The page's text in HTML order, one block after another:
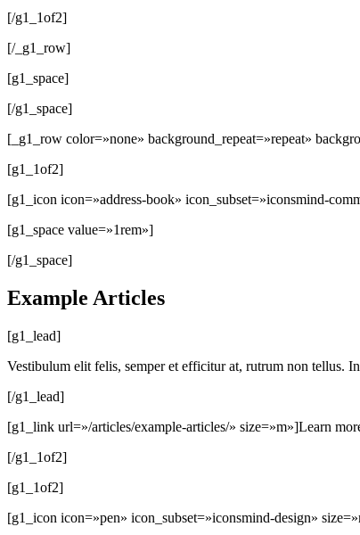
[/g1_1of2]
[/_g1_row]
[g1_space]
[/g1_space]
[_g1_row color=»none» background_repeat=»repeat»
[g1_1of2]
[g1_icon icon=»address-book» icon_subset=»iconsmind-
[g1_space value=»1rem»]
[/g1_space]
Example Articles
[g1_lead]
Vestibulum elit felis, semper et efficitur at, rutrum non tellus.
[/g1_lead]
[g1_link url=»/articles/example-articles/» size=»m»]Learn
[/g1_1of2]
[g1_1of2]
[g1_icon icon=»pen» icon_subset=»iconsmind-design»